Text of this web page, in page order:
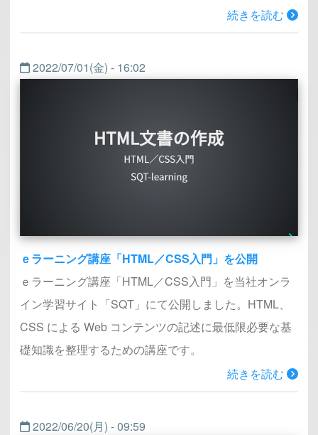
続きを読む
2022/07/01(金) - 16:02
ｅラーニング講座「HTML／CSS入門」を公開
ｅラーニング講座「HTML／CSS入門」を当社オンラ
イン学習サイト「SQT」にて公開しました。HTML、
CSS による Web コンテンツの記述に最低限必要な基
礎知識を整理するための講座です。
続きを読む
2022/06/20(月) - 09:59